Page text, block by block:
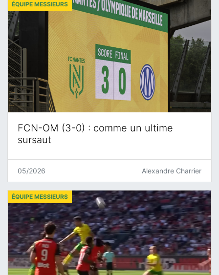
FCN-OM (3-0) : comme un ultime
sursaut
ÉQUIPE MESSIEURS
05/2026 Alexandre Charrier
ÉQUIPE MESSIEURS